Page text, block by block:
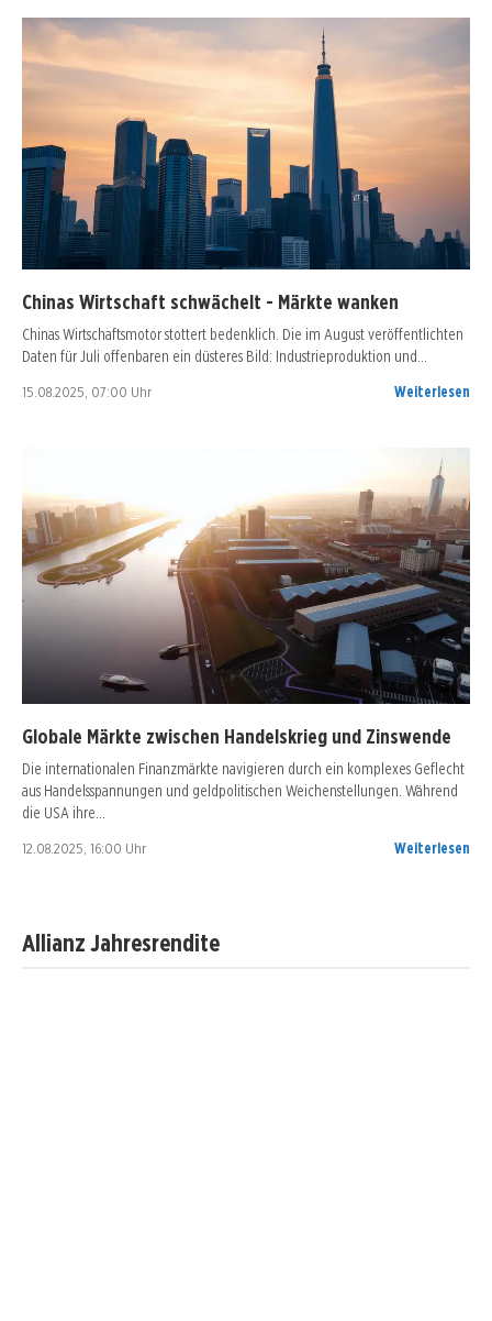
Chinas Wirtschaft schwächelt - Märkte wanken
Chinas Wirtschaftsmotor stottert bedenklich. Die im August veröffentlichten
Daten für Juli offenbaren ein düsteres Bild: Industrieproduktion und…
15.08.2025, 07:00 Uhr Weiterlesen
Globale Märkte zwischen Handelskrieg und Zinswende
Die internationalen Finanzmärkte navigieren durch ein komplexes Geflecht
aus Handelsspannungen und geldpolitischen Weichenstellungen. Während
die USA ihre…
12.08.2025, 16:00 Uhr Weiterlesen
Allianz Jahresrendite